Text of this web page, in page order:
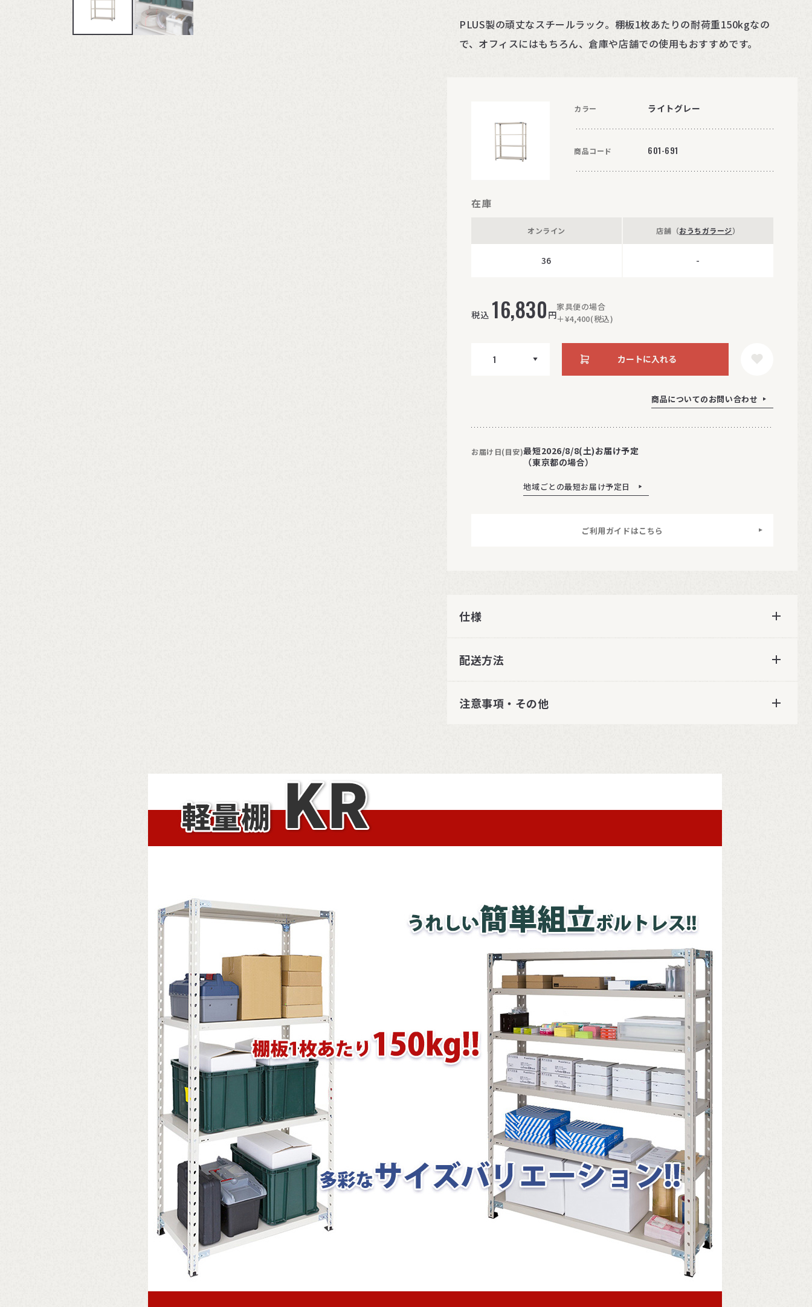
PLUS製の頑丈なスチールラック。棚板1枚あたりの耐荷重150kgなの
で、オフィスにはもちろん、倉庫や店舗での使用もおすすめです。
カラー ライトグレー
商品コード 601-691
在庫
オンライン
36
店舗（おうちガラージ）
-
税込 16,830 円
家具便の場合
＋¥4,400(税込)
カートに入れる
商品についてのお問い合わせ
お届け日(目安)最短2026/8/8(土)お届け予定
（東京都の場合）
地域ごとの最短お届け予定日
ご利用ガイドはこちら
仕様
配送方法
注意事項・その他